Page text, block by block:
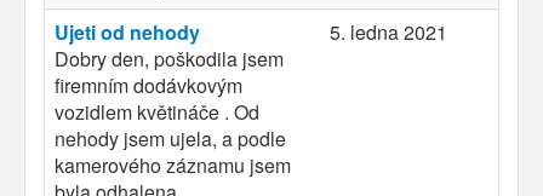
Ujeti od nehody
Dobry den, poškodila jsem
firemním dodávkovým
vozidlem květináče . Od
nehody jsem ujela, a podle
kamerového záznamu jsem
5. ledna 2021